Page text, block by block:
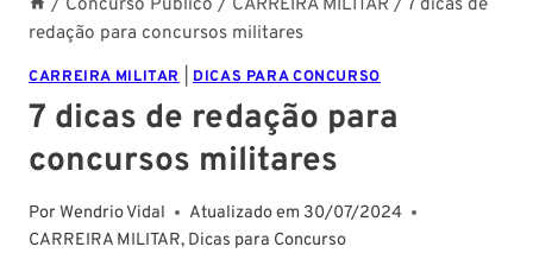
/ Concurso Público / CARREIRA MILITAR / 7 dicas de
redação para concursos militares
CARREIRA MILITAR DICAS PARA CONCURSO
7 dicas de redação para
concursos militares
PorWendrio Vidal Atualizado em 30/07/2024
CARREIRA MILITAR, Dicas para Concurso